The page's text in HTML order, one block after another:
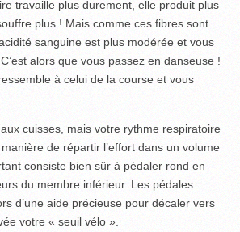
travaille plus durement, elle produit plus
plus ! Mais comme ces fibres sont
sanguine est plus modérée et vous
alors que vous passez en danseuse !
à celui de la course et vous
cuisses, mais votre rythme respiratoire
de répartir l’effort dans un volume
consiste bien sûr à pédaler rond en
du membre inférieur. Les pédales
d’une aide précieuse pour décaler vers
votre « seuil vélo ».